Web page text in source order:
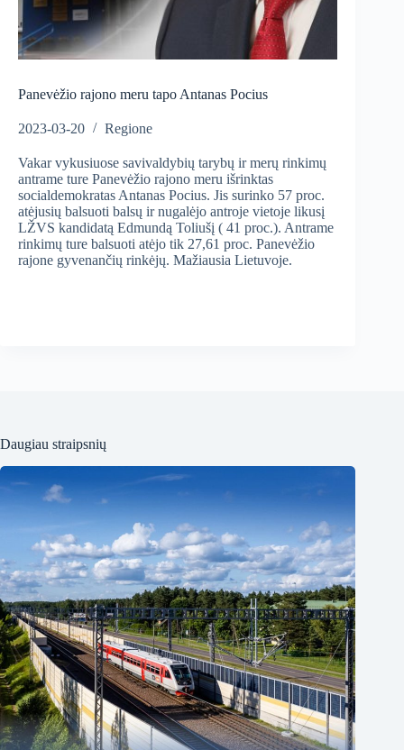
Panevėžio rajono meru tapo Antanas Pocius
2023-03-20 Regione
Vakar vykusiuose savivaldybių tarybų ir merų rinkimų
antrame ture Panevėžio rajono meru išrinktas
socialdemokratas Antanas Pocius. Jis surinko 57 proc.
atėjusių balsuoti balsų ir nugalėjo antroje vietoje likusį
LŽVS kandidatą Edmundą Toliušį ( 41 proc.). Antrame
rinkimų ture balsuoti atėjo tik 27,61 proc. Panevėžio
rajone gyvenančių rinkėjų. Mažiausia Lietuvoje.
Daugiau straipsnių